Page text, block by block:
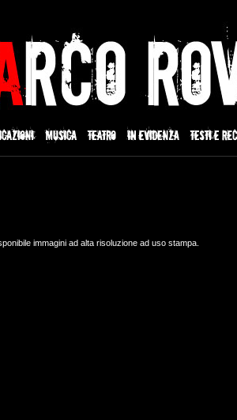
immagini ad alta risoluzione ad uso stampa.